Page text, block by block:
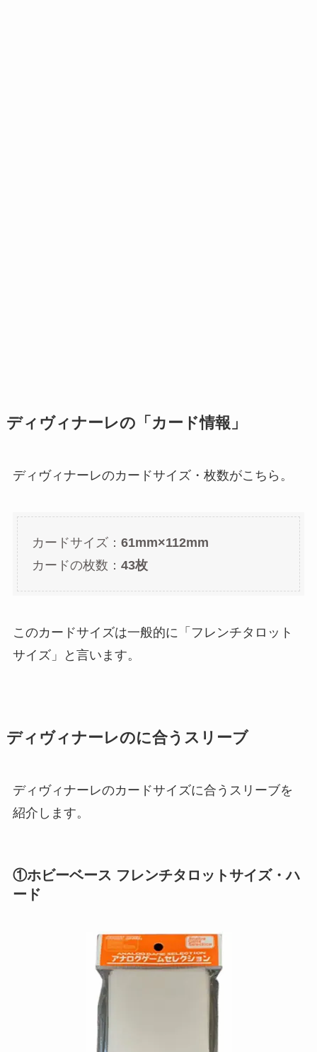
ディヴィナーレの「カード情報」
ディヴィナーレのカードサイズ・枚数がこちら。
カードサイズ： 61mm×112mm
カードの枚数： 43枚
このカードサイズは一般的に「フレンチタロット
サイズ」と言います。
ディヴィナーレのに合うスリーブ
ディヴィナーレのカードサイズに合うスリーブを
紹介します。
①ホビーベース フレンチタロットサイズ・ハ
ード